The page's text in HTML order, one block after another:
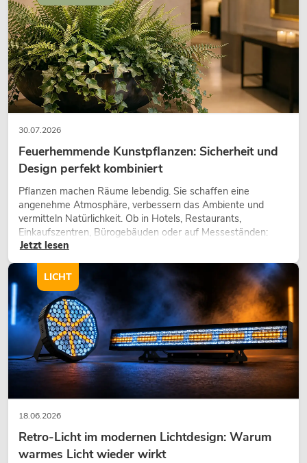
30.07.2026
Feuerhemmende Kunstpflanzen: Sicherheit und
Design perfekt kombiniert
Pflanzen machen Räume lebendig. Sie schaffen eine
angenehme Atmosphäre, verbessern das Ambiente und
vermitteln Natürlichkeit. Ob in Hotels, Restaurants,
Einkaufszentren, Bürogebäuden oder auf Messeständen:
eine hochwertige Begrünung gehört heute längst zum
Jetzt lesen
18.06.2026
Retro-Licht im modernen Lichtdesign: Warum
warmes Licht wieder wirkt
LICHT